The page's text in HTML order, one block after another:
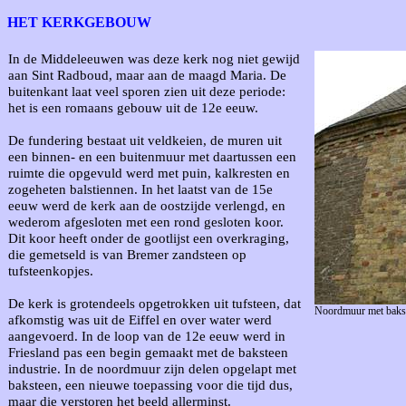
HET KERKGEBOUW
In de Middeleeuwen was deze kerk nog niet gewijd
aan Sint Radboud, maar aan de maagd Maria. De
buitenkant laat veel sporen zien uit deze periode:
het is een romaans gebouw uit de 12e eeuw.
De fundering bestaat uit veldkeien, de muren uit
een binnen- en een buitenmuur met daartussen een
ruimte die opgevuld werd met puin, kalkresten en
zogeheten balstiennen. In het laatst van de 15e
eeuw werd de kerk aan de oostzijde verlengd, en
wederom afgesloten met een rond gesloten koor.
Dit koor heeft onder de gootlijst een overkraging,
die gemetseld is van Bremer zandsteen op
tufsteenkopjes.
De kerk is grotendeels opgetrokken uit tufsteen, dat
afkomstig was uit de Eiffel en over water werd
aangevoerd. In de loop van de 12e eeuw werd in
Friesland pas een begin gemaakt met de baksteen
industrie. In de noordmuur zijn delen opgelapt met
baksteen, een nieuwe toepassing voor die tijd dus,
maar die verstoren het beeld allerminst.
Noordmuur met